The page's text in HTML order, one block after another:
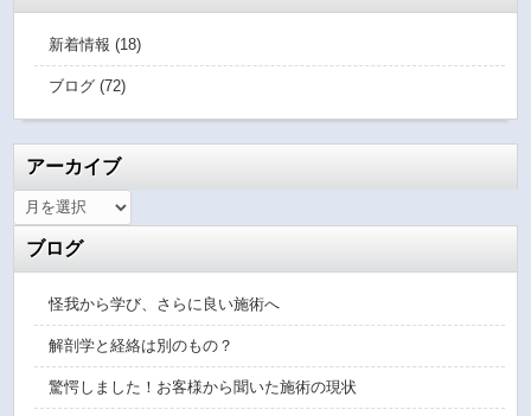
新着情報 (18)
ブログ (72)
アーカイブ
ブログ
怪我から学び、さらに良い施術へ
解剖学と経絡は別のもの？
驚愕しました！お客様から聞いた施術の現状